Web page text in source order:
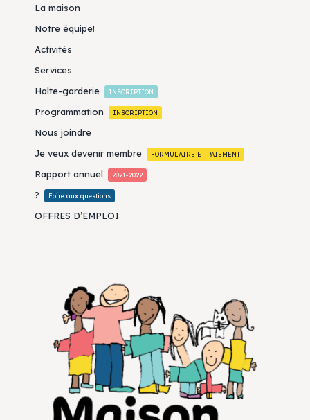
La maison
Notre équipe!
Activités
Services
Halte-garderie
INSCRIPTION
Programmation INSCRIPTION
Nous joindre
Je veux devenir membre
FORMULAIRE ET PAIEMENT
Rapport annuel 2021-2022
? Foire aux questions
OFFRES D’EMPLOI